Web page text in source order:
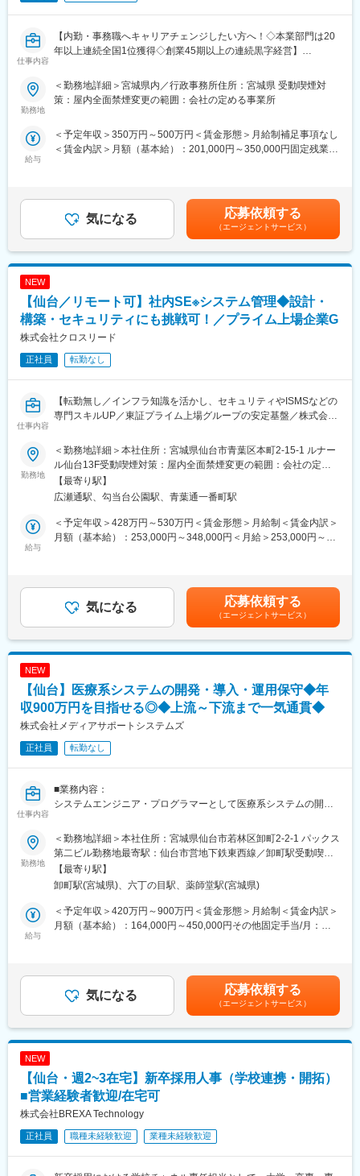
■ポジションの詳細：
・主な取引先：国土交通省、農林水産省、地方自治体、鉄道運輸
機構、各種団体、大手ゼネコン
・在籍人数：全国9支社にて約1,000名以上の技術が活躍しており
ます！中途入社者、多数活躍中！
■ワークライフバランス：
・再雇用制度が整っており、60歳の定年後もほぼ同様に働き続け
・社内・社外業務比率もほぼ50:50で、室内での事務業務が多いの
も特徴です。
・退職金制度や介護休業制度もあり、働きやすい環境が整ってお
ります。
仕事内容
【内勤・事務職へキャリアチェンジしたい方へ！◇本業部門は20
年以上連続全国1位獲得◇創業45期以上の連続黒字経営】
■業務概要：
発注者支援業務（国土交通省や地方自治体等の官公庁が発注する
公共事業で、発注者が行う業務を代行する補助業務）のうち、工
成の補助業務等、「資料作成」をメインでお任せいたします。
・各種設計に用いる検討資料の作成、関係機関等の協議に関する
資料作成
・地元説明に関する資料作成、予算要求に関する資料作成、業務
の入札契約手続きに関する補助業務 など
1.予算関連資料：工事費の積算結果や予算要求書
2.契約関連資料：入札公告、仕様書、契約書案など
3.説明資料：地元説明会や議会報告用のプレゼン資料
4.進捗管理資料：工事の進捗状況や工程表
5.報告書：品質管理報告、監督状況報告など
■ポジションの詳細：
・主な取引先：国土交通省、農林水産省、地方自治体、鉄道運輸
機構、各種団体、大手ゼネコン
・在籍人数：全国9支社にて約1,000名以上の技術が活躍しており
ます！中途入社者、多数活躍中！
■ワークライフバランス：
ることが可能です。
・退社時間や休日も公務員に準拠。官公庁は「働き方改革」を推
も特徴です。
・退職金制度や介護休業制度もあり、働きやすい環境が整ってお
ります。
変更の範囲：会社の定める業務
勤務地
＜勤務地詳細＞宮城県内／行政事務所住所：宮城県 受動喫煙対
策：屋内全面禁煙変更の範囲：会社の定める事業所
給与
＜予定年収＞350万円～500万円＜賃金形態＞月給制補足事項なし
＜賃金内訳＞月額（基本給）：201,000円～350,000円固定残業手
＞■昇給：年1回（7月）■賞与：年2回（6月、12月）※正社員移行
前は毎月手当として支給（年間で見た受給金額に影響が出ないよ
う考慮あり）賃金はあくまでも目安の金額であり、選考を通じて
上下する可能性があります。月給(月額)は固定手当を含めた表記で
す。
気になる 応募依頼する
（エージェントサービス）
NEW
【仙台／リモート可】社内SE※システム管理◆設計・
構築・セキュリティにも挑戦可！／プライム上場企業G
株式会社クロスリード
正社員 転勤なし
仕事内容
【転勤無し／インフラ知識を活かし、セキュリティやISMSなどの
専門スキルUP／東証プライム上場グループの安定基盤／株式会社
■概要：
・当社にて社内システム管理をお任せします。
・社内システム管理だけでなく、管理部としての幅広い業務や
ISMS・QMS等の運用にも積極的にチャレンジできます。
・インフラの知識を活かしつつ、設計・構築周りまで挑戦できる
上流工程へのスキルアップ可能なポジションです！
ーバー・プリンタ管理
・ネットワーク管理、IT資産管理
・ISMSやQMSなどの運用・管理サポート
■ゆくゆくお任せしたい業務
下記のような業務にもスキルに応じて対応いただきます。
・サーバ担当フェーズ：設計・構築～運用
・ネットワーク担当フェーズ：設計構築～運用
システム管理にとどまらず、ISMS等セキュリティ業務や管理部門
全般の業務にも携われるため、幅広いキャリアを築けます。
■配属先情報：
管理部は現在2名体制（50代・うち1名は再雇用）で、OJTを通じ
てベテラン
社員から丁寧に業務を引き継ぎます。
■就業環境：
有給取得率66％、育休復帰率9割以上、ワークライフバランスを
◎当社は、株式会社クロスキャットの100％子会社として、2021
年4月1日に誕生しました。
◎株式会社クロスキャット時代に培った長年の実績とノウハウを
築をはじめ、様々な業種のシステムインテグレーションをベース
変更の範囲：会社の定める業務
勤務地
＜勤務地詳細＞本社住所：宮城県仙台市青葉区本町2-15-1 ルナー
ル仙台13F受動喫煙対策：屋内全面禁煙変更の範囲：会社の定め
る事業所（リモートワーク含む）
【最寄り駅】
広瀬通駅、勾当台公園駅、青葉通一番町駅
給与
＜予定年収＞428万円～530万円＜賃金形態＞月給制＜賃金内訳＞
月額（基本給）：253,000円～348,000円＜月給＞253,000円～
て上下する可能性があります。月給(月額)は固定手当を含めた表記
です。 気になる 応募依頼する
（エージェントサービス）
NEW
【仙台】医療系システムの開発・導入・運用保守◆年
収900万円を目指せる◎◆上流～下流まで一気通貫◆
株式会社メディアサポートシステムズ
正社員 転勤なし
仕事内容
■業務内容：
システムエンジニア・プログラマーとして医療系システムの開
電話や訪問などでユーザー様の対応をいたします。
■詳細内容：
ユーザー様から直接案件をいただき、電子カルテの運用サポート
や付随するシステムの開発・導入などを行います。
顧客の8割以上は医療関係で、要件定義から開発・導入までと、一
連の業務に携わるため、自身のスキルアップにもつながります。
※使用言語：.NET、VB、PHP等
※作業環境：Windows
■入社後の流れ：
これまでのご経験に合わせた業務をお任せいたします。
ご経験の少ない方には最初のうちは保守側から業務を進めていく
得意分野に特化したスペシャリスト・幅広い領域をカバーするフ
ルスタックエンジニア・プロジェクトマネージャーなどを目指さ
れる方であれば、一緒に会社を成長させていきましょう。
子育て世代など、ライフステージに合わせた働き方をご相談させ
勤務地
＜勤務地詳細＞本社住所：宮城県仙台市若林区卸町2-2-1 パックス
第二ビル勤務地最寄駅：仙台市営地下鉄東西線／卸町駅受動喫煙
対策：屋内全面禁煙変更の範囲：会社の定める事業所
【最寄り駅】
卸町駅(宮城県)、六丁の目駅、薬師堂駅(宮城県)
給与
＜予定年収＞420万円～900万円＜賃金形態＞月給制＜賃金内訳＞
月額（基本給）：164,000円～450,000円その他固定手当/月：
3,000円/月) ※過去実績■賞与：年2回(計3~5ヶ月分)※過去実績賃金
はあくまでも目安の金額であり、選考を通じて上下する可能性が
あります。月給(月額)は固定手当を含めた表記です。
気になる 応募依頼する
（エージェントサービス）
NEW
【仙台・週2~3在宅】新卒採用人事（学校連携・開拓）
■営業経験者歓迎/在宅可
株式会社BREXA Technology
正社員 職種未経験歓迎 業種未経験歓迎